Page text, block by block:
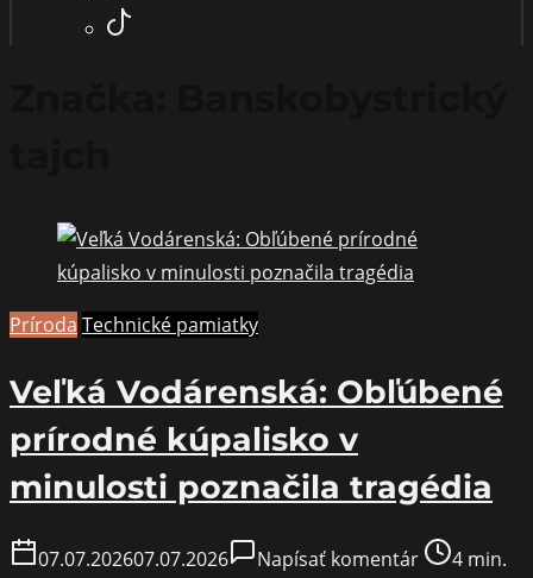
Príroda Technické pamiatky
Veľká Vodárenská: Obľúbené
prírodné kúpalisko v
minulosti poznačila tragédia
07.07.202607.07.2026 Napísať komentáron
Post4 min.